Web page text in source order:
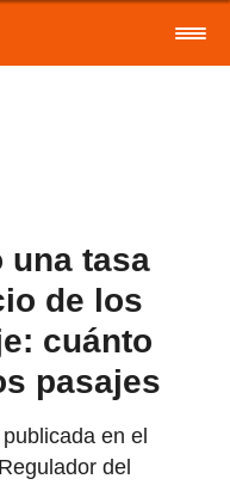
una tasa
de los
cuánto
pasajes
en el
del